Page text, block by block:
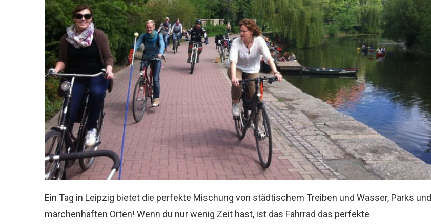
Ein Tag in Leipzig bietet die perfekte Mischung von städtischem Treiben und Wasser, Parks und
märchenhaften Orten! Wenn du nur wenig Zeit hast, ist das Fahrrad das perfekte